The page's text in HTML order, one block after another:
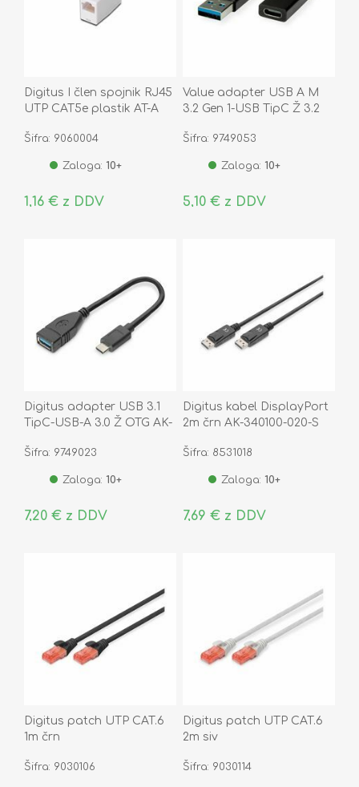
Digitus I člen spojnik RJ45
UTP CAT5e plastik AT-A
Šifra: 9060004
Zaloga: 10+
1,16 € z DDV
Value adapter USB A M
3.2 Gen 1-USB TipC Ž 3.2
Šifra: 9749053
Zaloga: 10+
5,10 € z DDV
Digitus adapter USB 3.1
TipC-USB-A 3.0 Ž OTG AK-
Šifra: 9749023
Zaloga: 10+
7,20 € z DDV
Digitus kabel DisplayPort
2m črn AK-340100-020-S
Šifra: 8531018
Zaloga: 10+
7,69 € z DDV
Digitus patch UTP CAT.6
1m črn
Šifra: 9030106
Digitus patch UTP CAT.6
2m siv
Šifra: 9030114